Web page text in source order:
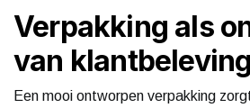
Verpakking als
van klantbeleving
Een mooi ontworpen verpakking